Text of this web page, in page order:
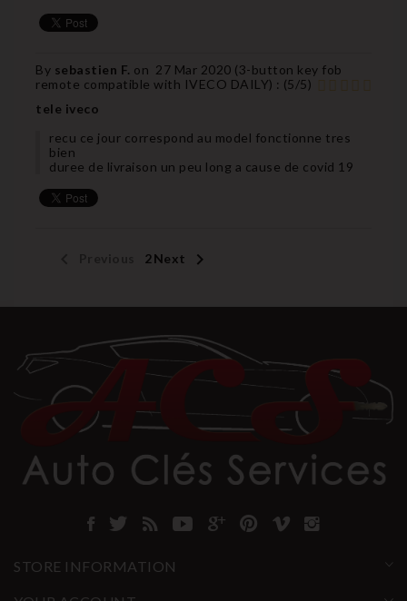
By sebastien F. on 27 Mar 2020 (3-button key fob
remote compatible with IVECO DAILY) : (5/5)
tele iveco
recu ce jour correspond au model fonctionne tres
bien
duree de livraison un peu long a cause de covid 19
2Next 
STORE INFORMATION